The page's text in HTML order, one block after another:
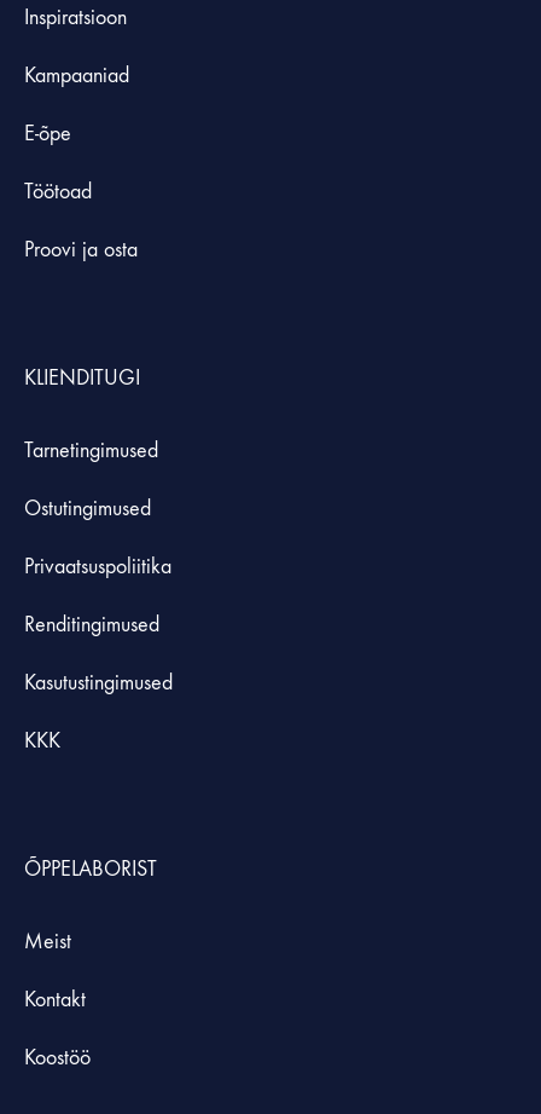
Inspiratsioon
Kampaaniad
E-õpe
Töötoad
Proovi ja osta
KLIENDITUGI
Tarnetingimused
Ostutingimused
Privaatsuspoliitika
Renditingimused
Kasutustingimused
KKK
ÕPPELABORIST
Meist
Kontakt
Koostöö